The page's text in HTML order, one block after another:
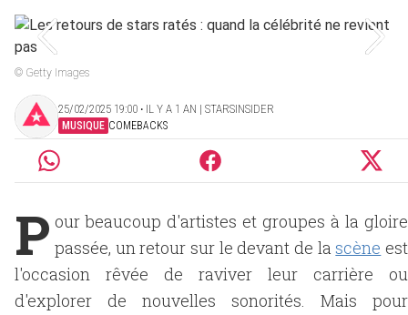
© Getty Images
25/02/2025 19:00 ‧ IL Y A 1 AN | STARSINSIDER
MUSIQUE COMEBACKS
P our beaucoup d'artistes et groupes à la gloire
passée, un retour sur le devant de lascène est
l'occasion rêvée de raviver leur carrière ou
d'explorer de nouvelles sonorités. Mais pour